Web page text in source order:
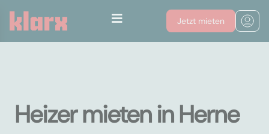
Jetzt mieten
Heizer mieten in Herne